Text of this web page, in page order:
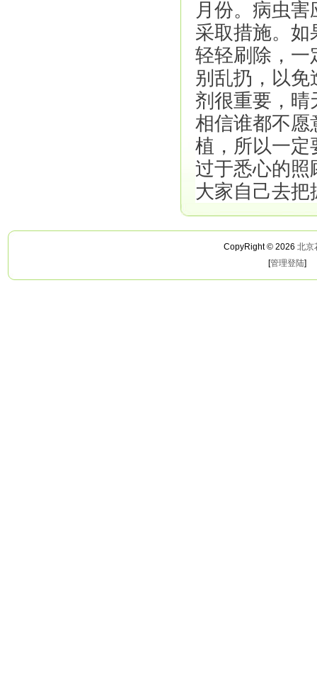
月份。病虫
采取措施。如
轻轻刷除，一
别乱扔，以免
剂很重要，晴
相信谁都不愿
植，所以一定
过于悉心的照
大家自己去把
CopyRight © 2026 北京
[管理登陆